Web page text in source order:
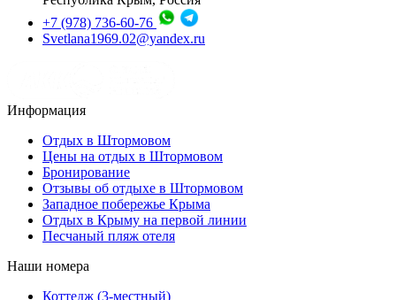
+7 (978) 736-60-76
Svetlana1969.02@yandex.ru
Информация
Отдых в Штормовом
Цены на отдых в Штормовом
Бронирование
Отзывы об отдыхе в Штормовом
Западное побережье Крыма
Отдых в Крыму на первой линии
Песчаный пляж отеля
Наши номера
Коттедж (3-местный)